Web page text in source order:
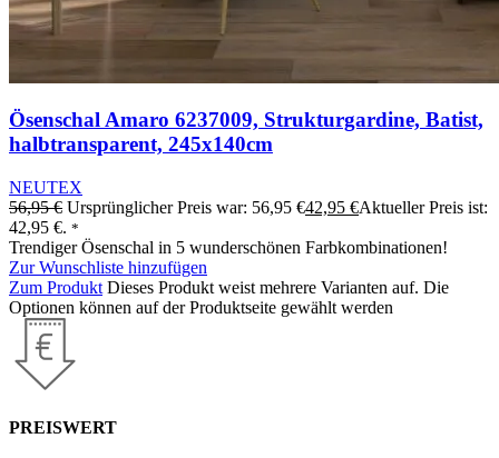
Ösenschal Amaro 6237009, Strukturgardine, Batist,
halbtransparent, 245x140cm
NEUTEX
56,95€ Ursprünglicher Preis war: 56,95 €42,95 €Aktueller Preis ist:
42,95 €. *
Trendiger Ösenschal in 5 wunderschönen Farbkombinationen!
Zur Wunschliste hinzufügen
Zum Produkt Dieses Produkt weist mehrere Varianten auf. Die
Optionen können auf der Produktseite gewählt werden
PREISWERT